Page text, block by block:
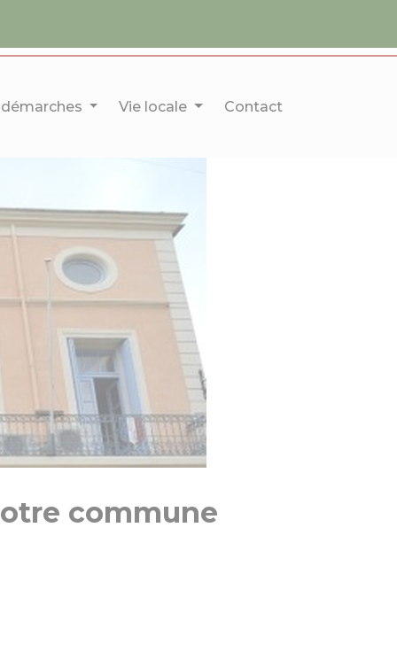
Vie locale Contact
commune